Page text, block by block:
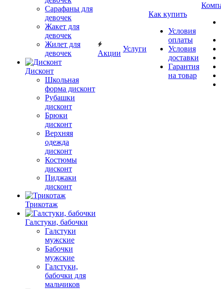
Сарафаны для
девочек
Жакет для
девочек
Жилет для
девочек
Дисконт
Школьная
форма дисконт
Рубашки
дисконт
Брюки
дисконт
Верхняя
одежда
дисконт
Костюмы
дисконт
Пиджаки
дисконт
Трикотаж
Галстуки, бабочки
Галстуки
мужские
Бабочки
мужские
Галстуки,
бабочки для
мальчиков
Акции
Услуги
Как купить
Условия
оплаты
Условия
доставки
Гарантия
на товар